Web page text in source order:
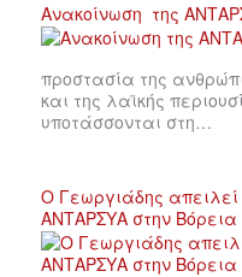
Ανακοίνωση της
προστασία της
και της λαϊκής
υποτάσσονται στη…
Ο Γεωργιάδης
ΑΝΤΑΡΣΥΑ στην Βόρεια